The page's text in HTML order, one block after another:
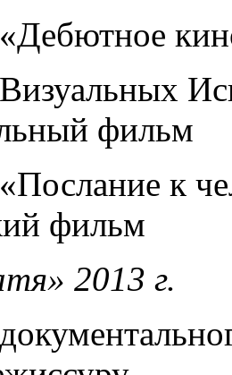
фильм
к
фильм
2013 г.